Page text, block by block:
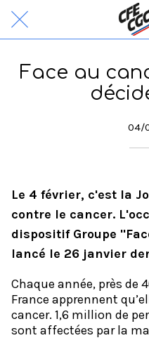
Face au
04/
Le 4 février, c'est la
contre le cancer.
dispositif Groupe
lancé le 26 janvier
Chaque année, près de
France apprennent
cancer. 1,6 million de
sont affectées par la